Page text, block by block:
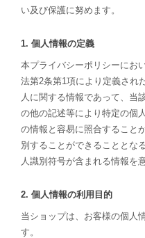
い及び保護に努めます。
1. 個人情報の定義
本プライバシーポリシーにお
法第2条第1項により定義され
人に関する情報であって、当
の他の記述等により特定の個
の情報と容易に照合すること
別することができることとな
人識別符号が含まれる情報を
2. 個人情報の利用目的
当ショップは、お客様の個人
す。